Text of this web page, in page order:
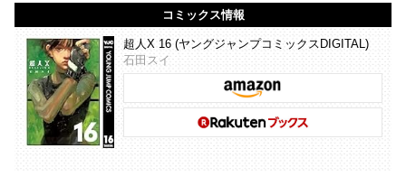
コミックス情報
超人X 16 (ヤングジャンプコミックスDIGITAL)
石田スイ